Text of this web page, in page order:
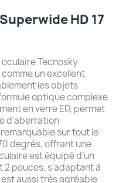
HD 17
oculaire Tecnosky
un excellent
les objets
optique complexe
en verre ED, permet
d’aberration
sur tout le
degrés, offrant une
est équipé d’un
2 pouces, s’adaptant à
aussi très agréable